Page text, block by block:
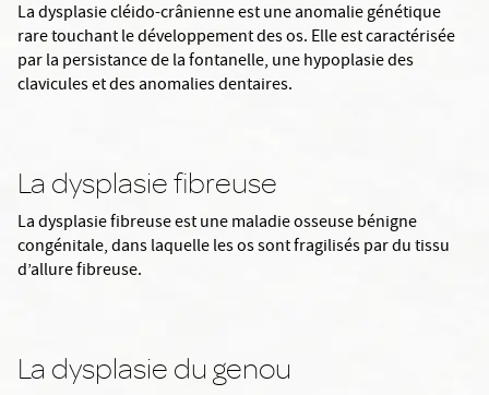
La dysplasie cléido-crânienne est une anomalie génétique
rare touchant le développement des os. Elle est caractérisée
par la persistance de la fontanelle, une hypoplasie des
clavicules et des anomalies dentaires.
La dysplasie fibreuse
La dysplasie fibreuse est une maladie osseuse bénigne
congénitale, dans laquelle les os sont fragilisés par du tissu
d’allure fibreuse.
La dysplasie du genou